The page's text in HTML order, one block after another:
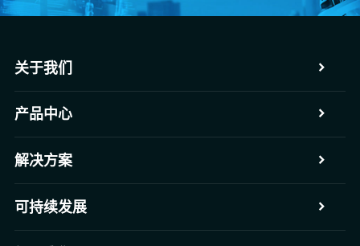
关于我们
产品中心
解决方案
可持续发展